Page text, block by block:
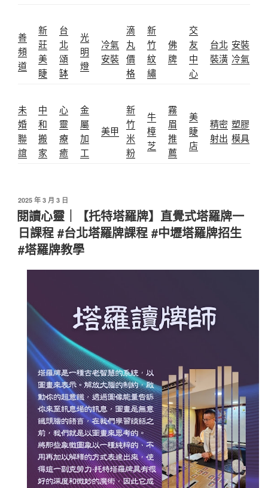
善
頻
道
新
莊
美
睫
台
北
頌
缽
光
明
燈
冷氣
安裝
滴
丸
價
格
新
竹
紋
繡
佛
牌
交
友
中
心
台北
裝潢
安裝
冷氣
未
婚
聯
誼
中
和
搬
家
心
靈
療
癒
金
屬
加
工
美甲
新
竹
米
粉
牛
樟
芝
霧
眉
推
薦
美
睫
店
精密
射出
塑膠
模具
發
佈
於
2025 年 3 月 3 日
閱讀心靈｜【托特塔羅牌】直覺式塔羅牌一
日課程 #台北塔羅牌課程 #中壢塔羅牌招生
#塔羅牌教學